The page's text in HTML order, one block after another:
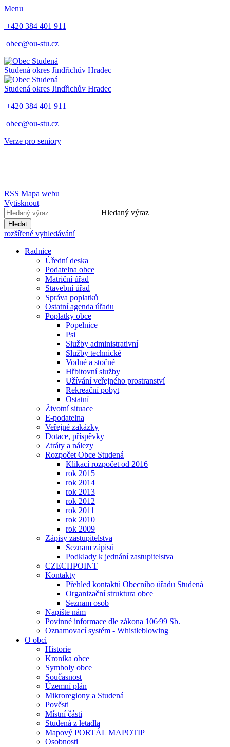
Menu
+420 384 401 911
obec@ou-stu.cz
Studená okres Jindřichův Hradec
Studená okres Jindřichův Hradec
+420 384 401 911
obec@ou-stu.cz
Verze pro seniory
RSS Mapa webu
Vytisknout
Hledaný výraz
Hledat
rozšířené vyhledávání
Radnice
Úřední deska
Podatelna obce
Matriční úřad
Stavební úřad
Správa poplatků
Ostatní agenda úřadu
Poplatky obce
Popelnice
Psi
Služby administrativní
Služby technické
Vodné a stočné
Hřbitovní služby
Užívání veřejného prostranství
Rekreační pobyt
Ostatní
Životní situace
E-podatelna
Veřejné zakázky
Dotace, příspěvky
Ztráty a nálezy
Rozpočet Obce Studená
Klikací rozpočet od 2016
rok 2015
rok 2014
rok 2013
rok 2012
rok 2011
rok 2010
rok 2009
Zápisy zastupitelstva
Seznam zápisů
Podklady k jednání zastupitelstva
CZECHPOINT
Kontakty
Přehled kontaktů Obecního úřadu Studená
Organizační struktura obce
Seznam osob
Napište nám
Povinné informace dle zákona 106⁄99 Sb.
Oznamovací systém - Whistleblowing
O obci
Historie
Kronika obce
Symboly obce
Současnost
Územní plán
Mikroregiony a Studená
Pověsti
Místní části
Studená z letadla
Mapový PORTÁL MAPOTIP
Osobnosti